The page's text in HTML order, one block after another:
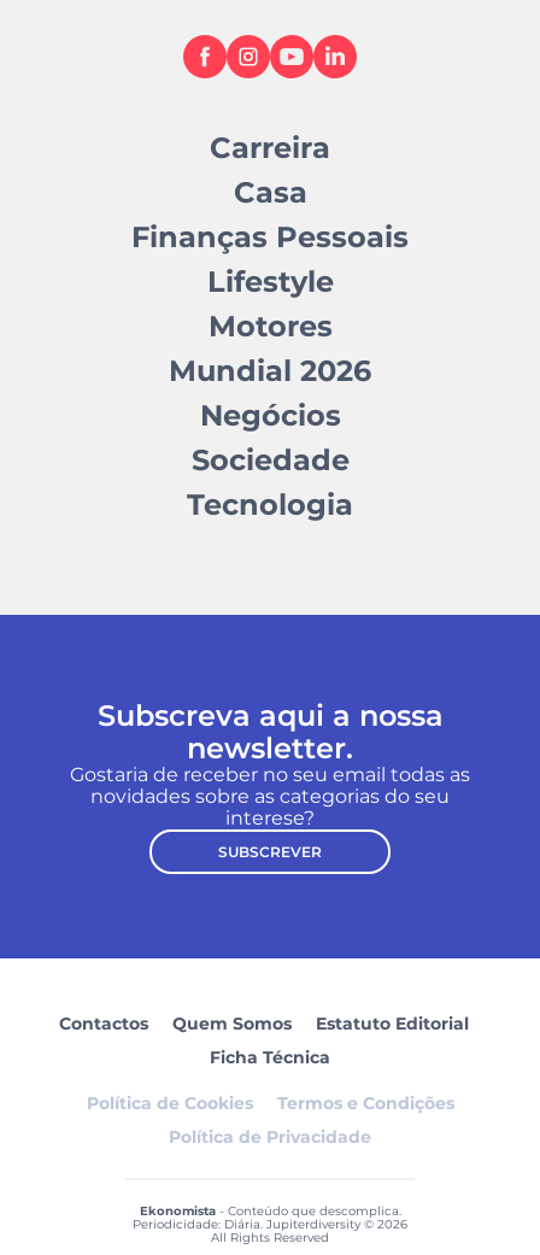
Carreira
Casa
Finanças Pessoais
Lifestyle
Motores
Mundial 2026
Negócios
Sociedade
Tecnologia
Subscreva aqui a nossa
newsletter.
Gostaria de receber no seu email todas as
novidades sobre as categorias do seu
interese?
SUBSCREVER
Contactos Quem Somos
Estatuto Editorial
Ficha Técnica
Política de Cookies
Termos e Condições
Política de Privacidade
Ekonomista- Conteúdo que descomplica.
Periodicidade: Diária. Jupiterdiversity © 2026
All Rights Reserved